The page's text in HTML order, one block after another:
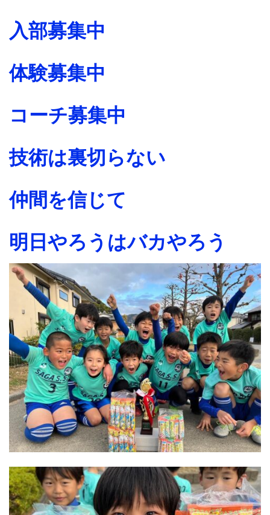
入部募集中
体験募集中
コーチ募集中
技術は裏切らない
仲間を信じて
明日やろうはバカやろう